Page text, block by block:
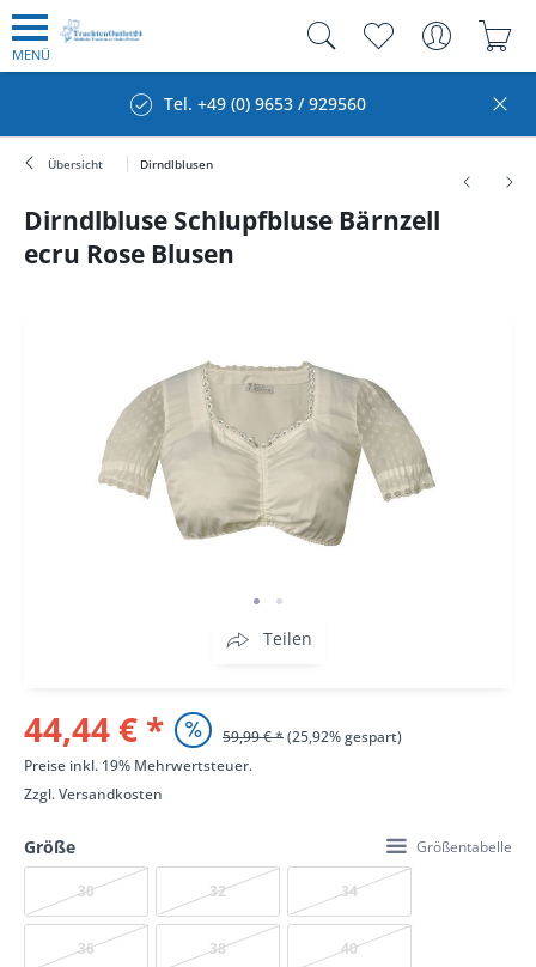
MENÜ
Tel. +49 (0) 9653 / 929560
Übersicht Dirndlblusen
Dirndlbluse Schlupfbluse Bärnzell
ecru Rose Blusen
Teilen
44,44 € * 59,99 € *(25,92% gespart)
Preise inkl. 19% Mehrwertsteuer.
Zzgl.Versandkosten
Größe Größentabelle
30 32 34
36 38 40